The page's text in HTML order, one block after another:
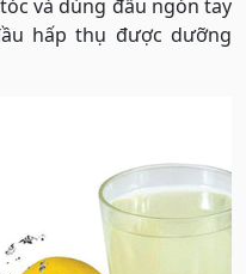
và dùng đầu ngón tay
hấp thụ được dưỡng